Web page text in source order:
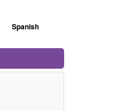
Spanish